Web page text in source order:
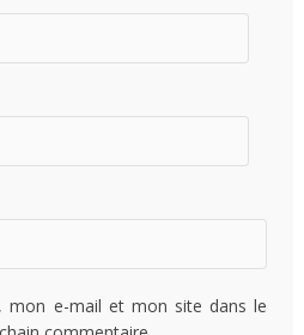
mon e-mail et mon site dans le